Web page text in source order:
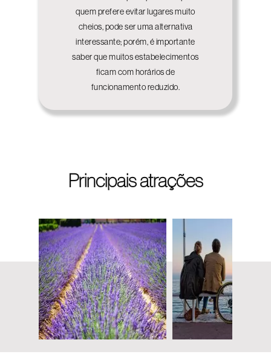
quem prefere evitar lugares muito
cheios, pode ser uma alternativa
interessante; porém, é importante
saber que muitos estabelecimentos
ficam com horários de
funcionamento reduzido.
Principais atrações